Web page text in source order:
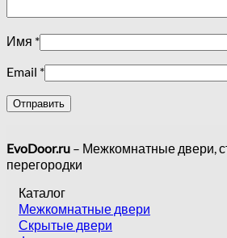
Имя *
Email *
EvoDoor.ru – Межкомнатные двери,
перегородки
Каталог
Межкомнатные двери
Скрытые двери